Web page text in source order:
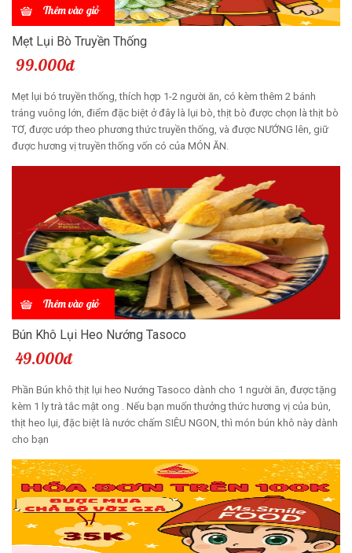
Thêm vào giỏ
Mẹt Lụi Bò Truyền Thống
99.000đ
Mẹt lụi bó truyền thống, thích hợp 1-2 người ăn, có kèm thêm 2 bánh
tráng vuông lớn, điểm đặc biệt ở đây là lụi bò, thịt bò được chọn là thịt bò
TƠ, được ướp theo phương thức truyền thống, và được NƯỚNG lên, giữ
được hương vị truyền thống vốn có của MÓN ĂN.
Thêm vào giỏ
Bún Khô Lụi Heo Nướng Tasoco
49.000đ
Phần Bún khô thịt lụi heo Nướng Tasoco dành cho 1 người ăn, được tặng
kèm 1 ly trà tắc mật ong . Nếu bạn muốn thưởng thức hương vị của bún,
thịt heo lụi, đặc biệt là nước chấm SIÊU NGON, thì món bún khô này dành
cho bạn